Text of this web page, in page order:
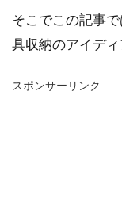
そこでこの記事
具収納のアイディ
スポンサーリンク